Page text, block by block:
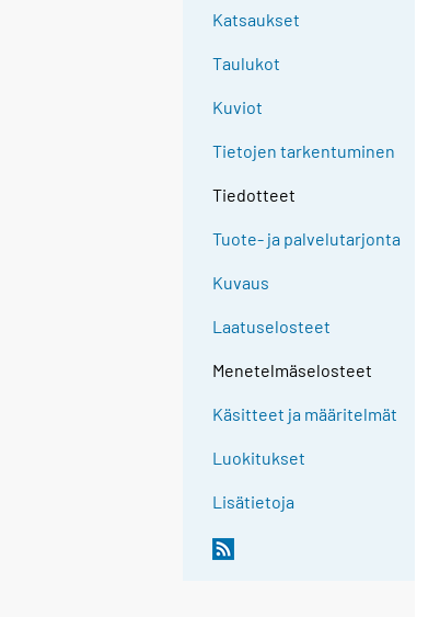
Katsaukset
Taulukot
Kuviot
Tietojen tarkentuminen
Tiedotteet
Tuote- ja palvelutarjonta
Kuvaus
Laatuselosteet
Menetelmäselosteet
Käsitteet ja määritelmät
Luokitukset
Lisätietoja